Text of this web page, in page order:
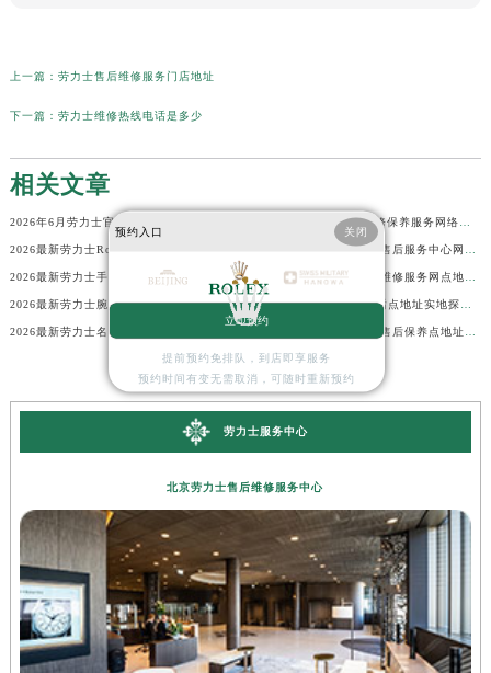
上一篇： 劳力士售后维修服务门店地址
下一篇： 劳力士维修热线电话是多少
相关文章
2026年6月劳力士官方维修保养服务网络地图更新（迁址新增）
2026最新劳力士手表官方售后服务中心网点地址考察报告
2026最新劳力士手表售后点地址考察报告 2026最新劳力士腕表官方维修服务网点地址考察报告
2026最新劳力士腕表官方维修保养点地址调研报告 2026最新劳力士Rolex售后点地址实地探访报告
2026最新劳力士腕表官方售后保养点地址实地探访报告
劳力士服务中心
北京劳力士售后维修服务中心
预约入口 关闭
立即预约
提前预约免排队，到店即享服务
预约时间有变无需取消，可随时重新预约